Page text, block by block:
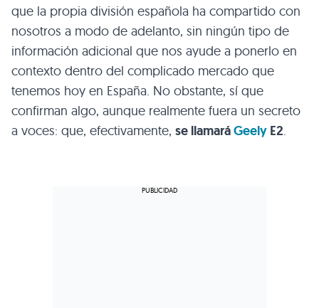
que la propia división española ha compartido con
nosotros a modo de adelanto, sin ningún tipo de
información adicional que nos ayude a ponerlo en
contexto dentro del complicado mercado que
tenemos hoy en España. No obstante, sí que
confirman algo, aunque realmente fuera un secreto
a voces: que, efectivamente, se llamaráGeely E2.